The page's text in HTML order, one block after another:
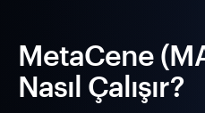
MetaCene
Nasıl Çalışır?